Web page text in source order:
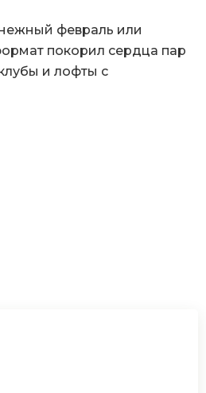
февраль или
покорил сердца пар
и лофты с